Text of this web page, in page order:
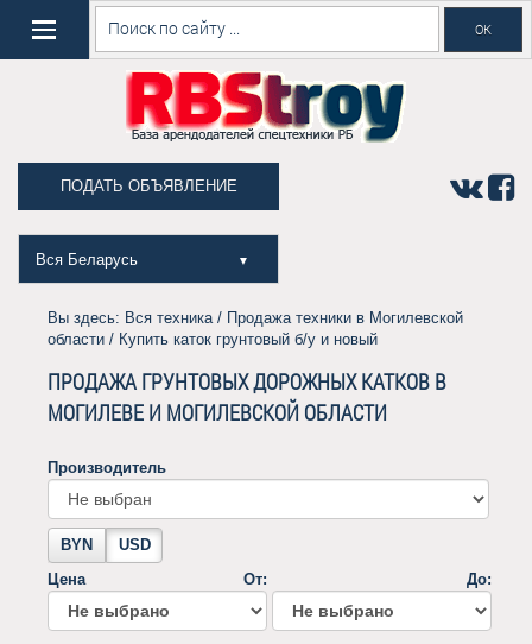
ПОДАТЬ ОБЪЯВЛЕНИЕ
Вся Беларусь ▼
Вы здесь: Вся техника/ Продажа техники в Могилевской
области / Купить каток грунтовый б/у и новый
ПРОДАЖА ГРУНТОВЫХ ДОРОЖНЫХ КАТКОВ В
МОГИЛЕВЕ И МОГИЛЕВСКОЙ ОБЛАСТИ
Производитель
BYN
USD
Цена
От: До: